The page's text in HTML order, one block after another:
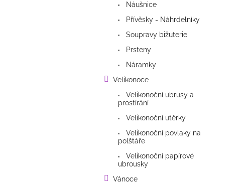
Náušnice
Přívěsky - Náhrdelníky
Soupravy bižuterie
Prsteny
Náramky
Velikonoce
Velikonoční ubrusy a
prostírání
Velikonoční utěrky
Velikonoční povlaky na
polštáře
Velikonoční papírové
ubrousky
Vánoce